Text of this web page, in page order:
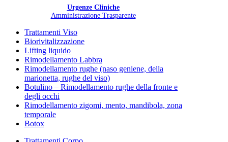
Urgenze Cliniche
Amministrazione Trasparente
Trattamenti Viso
Biorivitalizzazione
Lifting liquido
Rimodellamento Labbra
Rimodellamento rughe (naso geniene, della
marionetta, rughe del viso)
Botulino – Rimodellamento rughe della fronte e
degli occhi
Rimodellamento zigomi, mento, mandibola, zona
temporale
Botox